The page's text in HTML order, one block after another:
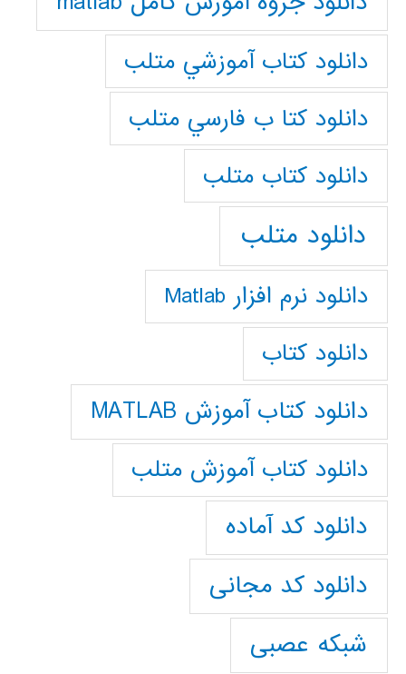
دانلود كتاب آموزشي متلب
دانلود كتا ب فارسي متلب
دانلود كتاب متلب
دانلود متلب
دانلود نرم افزار Matlab
دانلود کتاب
دانلود کتاب آموزش MATLAB
دانلود کتاب آموزش متلب
دانلود کد آماده
دانلود کد مجانی
شبکه عصبی